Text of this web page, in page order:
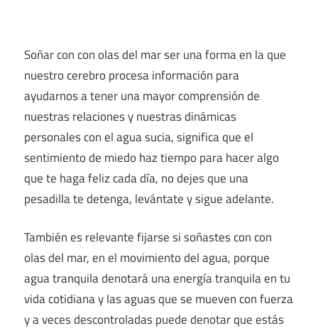
Soñar con con olas del mar ser una forma en la que
nuestro cerebro procesa información para
ayudarnos a tener una mayor comprensión de
nuestras relaciones y nuestras dinámicas
personales con el agua sucia, significa que el
sentimiento de miedo haz tiempo para hacer algo
que te haga feliz cada día, no dejes que una
pesadilla te detenga, levántate y sigue adelante.
También es relevante fijarse si soñastes con con
olas del mar, en el movimiento del agua, porque
agua tranquila denotará una energía tranquila en tu
vida cotidiana y las aguas que se mueven con fuerza
y a veces descontroladas puede denotar que estás